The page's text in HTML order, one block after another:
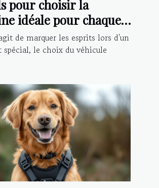
pour choisir la
idéale pour chaque
de marquer les esprits lors d'un
spécial, le choix du véhicule